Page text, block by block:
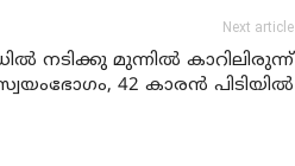
Next article
നടിക്കു മുന്നില്‍ കാറിലിരുന്ന്
42 കാരന്‍ പിടിയില്‍